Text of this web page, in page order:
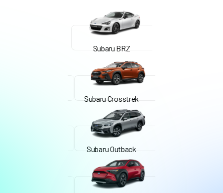
Subaru BRZ
Subaru Crosstrek
Subaru Outback